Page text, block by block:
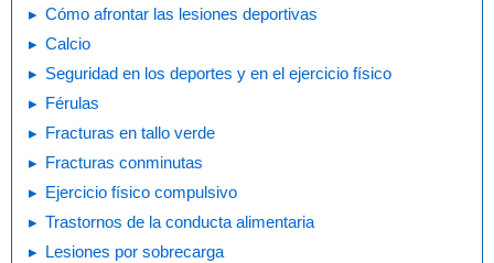
Cómo afrontar las lesiones deportivas
Calcio
Seguridad en los deportes y en el ejercicio físico
Férulas
Fracturas en tallo verde
Fracturas conminutas
Ejercicio físico compulsivo
Trastornos de la conducta alimentaria
Lesiones por sobrecarga